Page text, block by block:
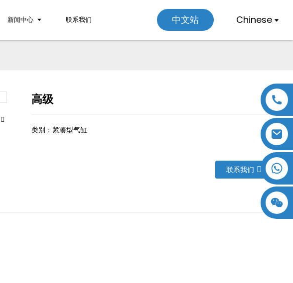
新闻中心 联系我们 中文站 Chinese
高级
类别： 紧凑型气缸
联系我们